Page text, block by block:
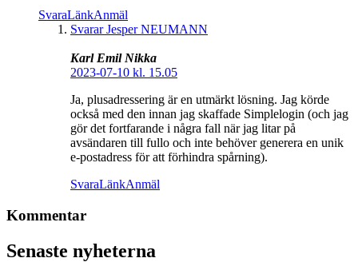
SvaraLänkAnmäl
Svarar Jesper NEUMANN
Karl Emil Nikka
2023-07-10 kl. 15.05
Ja, plusadressering är en utmärkt lösning. Jag körde
också med den innan jag skaffade Simplelogin (och jag
gör det fortfarande i några fall när jag litar på
avsändaren till fullo och inte behöver generera en unik
e-postadress för att förhindra spårning).
SvaraLänkAnmäl
Kommentar
Senaste nyheterna